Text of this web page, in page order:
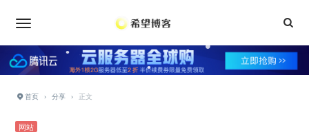
首页 › 分享 › 正文
网站
•
•
•